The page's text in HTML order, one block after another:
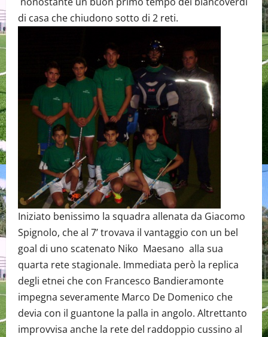
di casa che chiudono sotto di 2 reti.
Iniziato benissimo la squadra allenata da Giacomo
Spignolo, che al 7’ trovava il vantaggio con un bel
goal di uno scatenato Niko Maesano alla sua
quarta rete stagionale. Immediata però la replica
degli etnei che con Francesco Bandieramonte
impegna severamente Marco De Domenico che
devia con il guantone la palla in angolo. Altrettanto
improvvisa anche la rete del raddoppio cussino al